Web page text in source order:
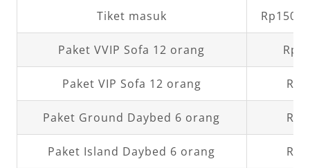
Tiket masuk
Paket VVIP Sofa 12 orang
Paket VIP Sofa 12 orang
Paket Ground Daybed 6 orang
Paket Island Daybed 6 orang